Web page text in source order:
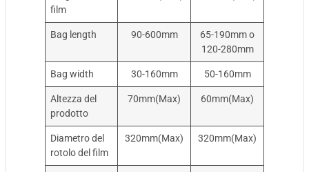
film
Bag length 90-600mm
65-190mm o
120-280mm
Bag width 30-160mm 50-160mm
Altezza del
prodotto
70mm(Max) 60mm(Max)
Diametro del
rotolo del film
320mm(Max) 320mm(Max)